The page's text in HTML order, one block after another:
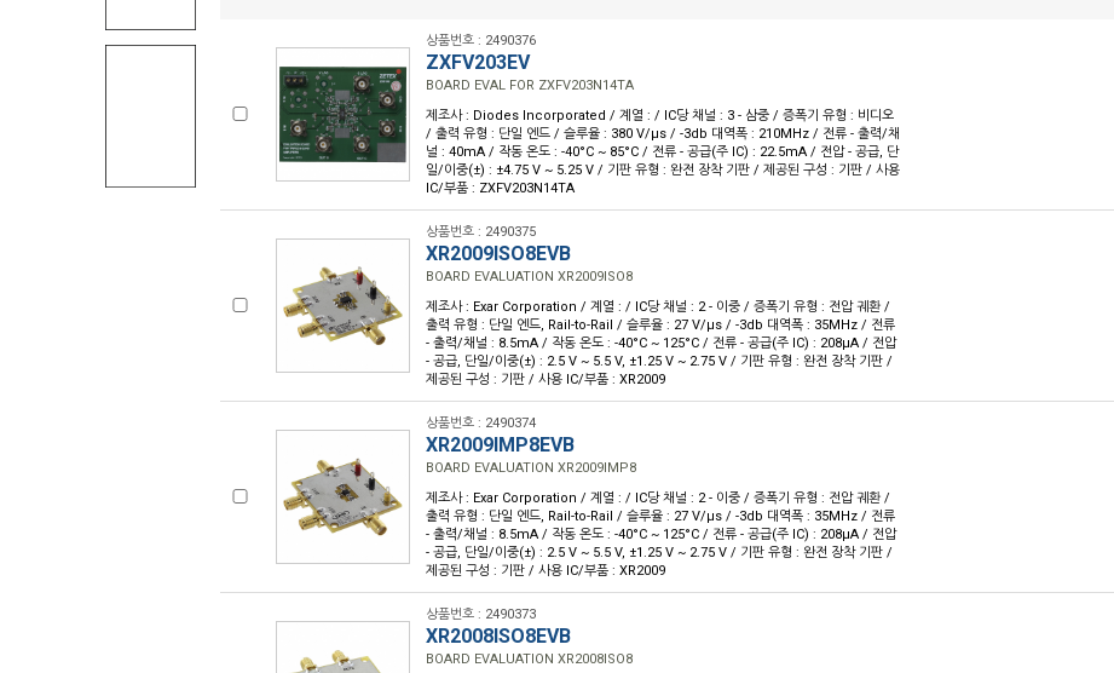
상품번호 : 2490376
ZXFV203EV
BOARD EVAL FOR ZXFV203N14TA
제조사 : Diodes Incorporated / 계열 : / IC당 채널 : 3 - 삼중 / 증폭기 유형 : 비디오
/ 출력 유형 : 단일 엔드 / 슬루율 : 380 V/µs / -3db 대역폭 : 210MHz / 전류 - 출력/채
널 : 40mA / 작동 온도 : -40°C ~ 85°C / 전류 - 공급(주 IC) : 22.5mA / 전압 - 공급, 단
일/이중(±) : ±4.75 V ~ 5.25 V / 기판 유형 : 완전 장착 기판 / 제공된 구성 : 기판 / 사용
IC/부품 : ZXFV203N14TA
상품번호 : 2490375
XR2009ISO8EVB
BOARD EVALUATION XR2009ISO8
제조사 : Exar Corporation / 계열 : / IC당 채널 : 2 - 이중 / 증폭기 유형 : 전압 궤환 /
출력 유형 : 단일 엔드, Rail-to-Rail / 슬루율 : 27 V/µs / -3db 대역폭 : 35MHz / 전류
- 출력/채널 : 8.5mA / 작동 온도 : -40°C ~ 125°C / 전류 - 공급(주 IC) : 208µA / 전압
- 공급, 단일/이중(±) : 2.5 V ~ 5.5 V, ±1.25 V ~ 2.75 V / 기판 유형 : 완전 장착 기판 /
제공된 구성 : 기판 / 사용 IC/부품 : XR2009
상품번호 : 2490374
XR2009IMP8EVB
BOARD EVALUATION XR2009IMP8
제조사 : Exar Corporation / 계열 : / IC당 채널 : 2 - 이중 / 증폭기 유형 : 전압 궤환 /
출력 유형 : 단일 엔드, Rail-to-Rail / 슬루율 : 27 V/µs / -3db 대역폭 : 35MHz / 전류
- 출력/채널 : 8.5mA / 작동 온도 : -40°C ~ 125°C / 전류 - 공급(주 IC) : 208µA / 전압
- 공급, 단일/이중(±) : 2.5 V ~ 5.5 V, ±1.25 V ~ 2.75 V / 기판 유형 : 완전 장착 기판 /
제공된 구성 : 기판 / 사용 IC/부품 : XR2009
상품번호 : 2490373
XR2008ISO8EVB
BOARD EVALUATION XR2008ISO8